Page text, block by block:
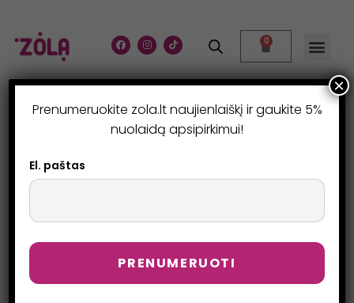
0
> Produktai
Prenumeruokite zola.lt naujienlaiškį ir gaukite 5%
nuolaidą apsipirkimui!
El. paštas
×